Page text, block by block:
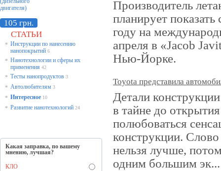
двигателя)
105 грн.
СТАТЬИ
* Инструкции по нанесению
нанопокрытий 6
* Нанотехнологии и сферы их
применения 42
* Тесты нанопродуктов 3
* Автолюбителям 3
* Интересное 10
* Развитие нанотехнологий 24
Какая заправка, по вашему
мнению, лучшая?
КЛО
Производитель
планирует
году на
апреля в «Jacob
Нью-Йорке.
Toyota представила
Детали
в тайне до
полюбоваться
конструкции. Слово
нельзя лучше,
одним большим эк...